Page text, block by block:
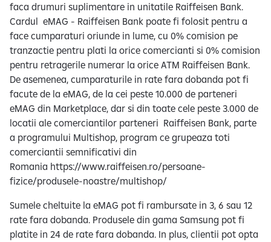
faca drumuri suplimentare in unitatile Raiffeisen Bank.
Cardul eMAG - Raiffeisen Bank poate fi folosit pentru a
face cumparaturi oriunde in lume, cu 0% comision pe
tranzactie pentru plati la orice comercianti si 0% comision
pentru retragerile numerar la orice ATM Raiffeisen Bank.
De asemenea, cumparaturile in rate fara dobanda pot fi
facute de la eMAG, de la cei peste 10.000 de parteneri
eMAG din Marketplace, dar si din toate cele peste 3.000 de
locatii ale comerciantilor parteneri Raiffeisen Bank, parte
a programului Multishop, program ce grupeaza toti
comerciantii semnificativi din
Romania https://www.raiffeisen.ro/persoane-
fizice/produsele-noastre/multishop/
Sumele cheltuite la eMAG pot fi rambursate in 3, 6 sau 12
rate fara dobanda. Produsele din gama Samsung pot fi
platite in 24 de rate fara dobanda. In plus, clientii pot opta